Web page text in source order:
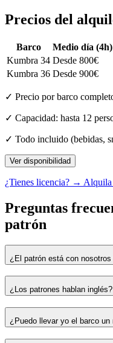
Precios del
Barco Medio día (4h)
Kumbra 34 Desde 800€
Kumbra 36 Desde 900€
✓ Precio por barco
✓ Capacidad: hasta 12
✓ Todo incluido (bebidas,
Ver disponibilidad
¿Tienes licencia? → Alquila
Preguntas
patrón
¿El patrón está con
¿Los patrones hablan inglés?
¿Puedo llevar yo el barco un